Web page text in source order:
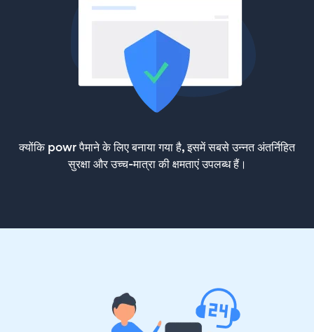
क्योंकि powr पैमाने के लिए बनाया गया है, इसमें सबसे उन्नत अंतर्निहित
सुरक्षा और उच्च-मात्रा की क्षमताएं उपलब्ध हैं।